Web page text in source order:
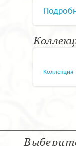
Коллекция